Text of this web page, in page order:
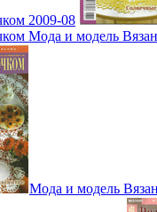
2009-08
Мода и модель
Мода и модель